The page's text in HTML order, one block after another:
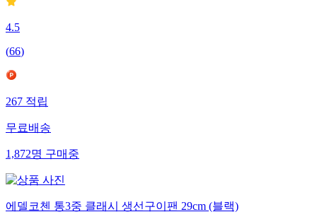
4.5
(66)
267 적립
무료배송
1,872명 구매중
에델코첸 통3중 클래시 생선구이팬 29cm (블랙)